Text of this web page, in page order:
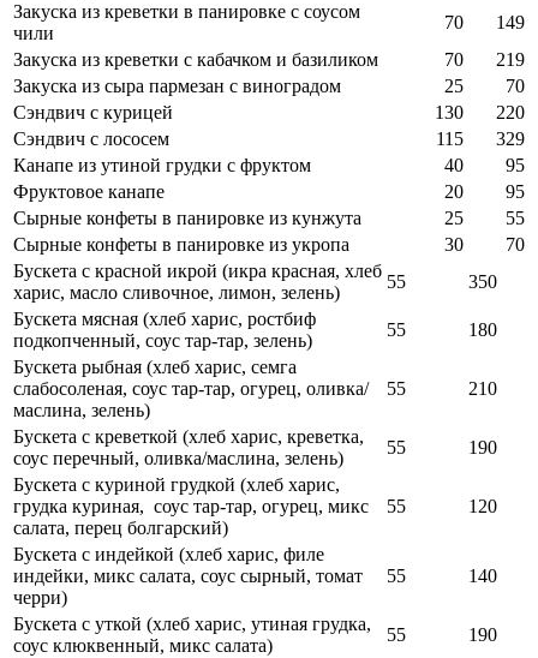
Закуска из креветки в панировке с соусом
чили
70
149
Закуска из креветки с кабачком и базиликом
70
219
Закуска из сыра пармезан с виноградом
25
70
Сэндвич с курицей
130
220
Сэндвич с лососем
115
329
Канапе из утиной грудки с фруктом
40
95
Фруктовое канапе
20
95
Сырные конфеты в панировке из кунжута
25
55
Сырные конфеты в панировке из укропа
30
70
Бускета с красной икрой (икра красная, хлеб
харис, масло сливочное, лимон, зелень)
55
350
Бускета мясная (хлеб харис, ростбиф
подкопченный, соус тар-тар, зелень)
55
180
Бускета рыбная (хлеб харис, семга
слабосоленая, соус тар-тар, огурец, оливка/
маслина, зелень)
55 210
Бускета с креветкой (хлеб харис, креветка,
соус перечный, оливка/маслина, зелень)
55
190
Бускета с куриной грудкой (хлеб харис,
грудка куриная, соус тар-тар, огурец, микс
салата, перец болгарский)
55 120
Бускета с индейкой (хлеб харис, филе
индейки, микс салата, соус сырный, томат
черри)
55 140
Бускета с уткой (хлеб харис, утиная грудка,
соус клюквенный, микс салата)
55
190